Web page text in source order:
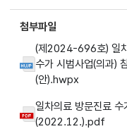
첨부파일
(제2024-696호) 일
수가 시범사업(의과)
(안).hwpx
일차의료 방문진료 수
(2022.12.).pdf